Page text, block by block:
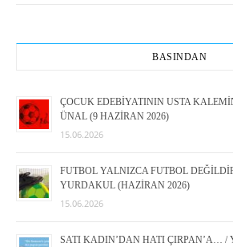
BASINDAN
ÇOCUK EDEBİYATININ USTA
ÜNAL (9 HAZİRAN 2026)
15.06.2026
FUTBOL YALNIZCA FUTBOL
YURDAKUL (HAZİRAN 2026)
15.06.2026
SATI KADIN’DAN HATI ÇIRPAN’A… /